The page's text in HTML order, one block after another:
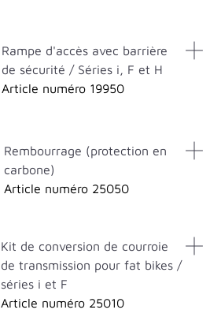
Rampe d'accès avec barrière
de sécurité / Séries i, F et H
Article numéro 19950
Rembourrage (protection en
carbone)
Article numéro 25050
Kit de conversion de courroie
de transmission pour fat bikes /
séries i et F
Article numéro 25010